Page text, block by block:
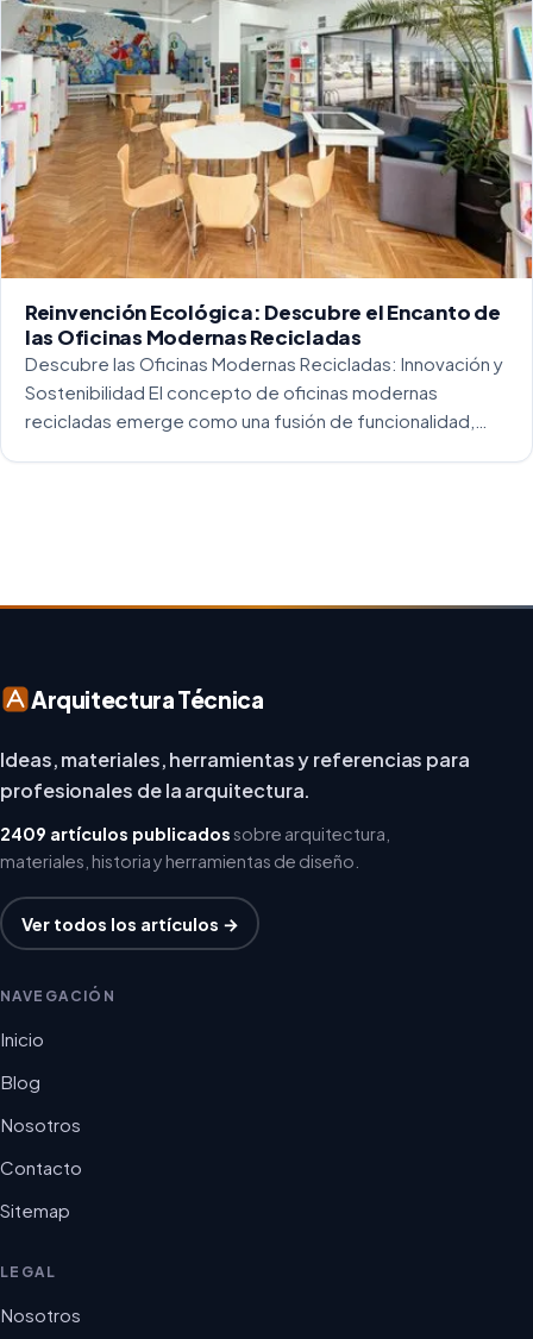
Reinvención Ecológica: Descubre el Encanto de
las Oficinas Modernas Recicladas
Descubre las Oficinas Modernas Recicladas: Innovación y
Sostenibilidad El concepto de oficinas modernas
recicladas emerge como una fusión de funcionalidad,
Arquitectura Técnica
Ideas, materiales, herramientas y referencias para
profesionales de la arquitectura.
2409 artículos publicadossobre arquitectura,
materiales, historia y herramientas de diseño.
Ver todos los artículos →
NAVEGACIÓN
Inicio
Blog
Nosotros
Contacto
Sitemap
LEGAL
Nosotros